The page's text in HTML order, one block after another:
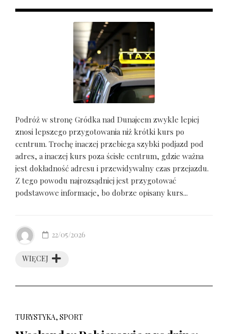
Podróż w stronę Gródka nad Dunajcem zwykle lepiej
znosi lepszego przygotowania niż krótki kurs po
centrum. Trochę inaczej przebiega szybki podjazd pod
adres, a inaczej kurs poza ścisłe centrum, gdzie ważna
jest dokładność adresu i przewidywalny czas przejazdu.
Z tego powodu najrozsądniej jest przygotować
podstawowe informacje, bo dobrze opisany kurs...
WIĘCEJ
22/05/2026
TURYSTYKA, SPORT